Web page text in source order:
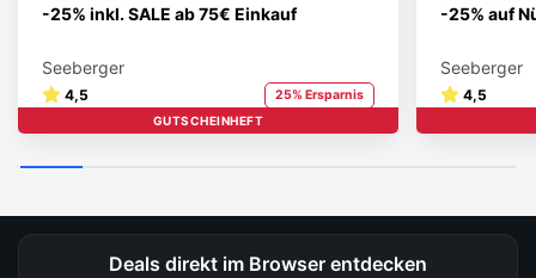
-25% inkl. SALE ab 75€ Einkauf
Seeberger
4,5 25% Ersparnis
STUDENT BRAND
GUTSCHEINHEFT
-25% auf
Seeberger
4,5
Deals direkt im Browser entdecken